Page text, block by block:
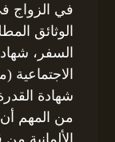
في الزواج
الوثائق
السفر،
الاجتماعية
شهادة
من المهم أن
الألمانية